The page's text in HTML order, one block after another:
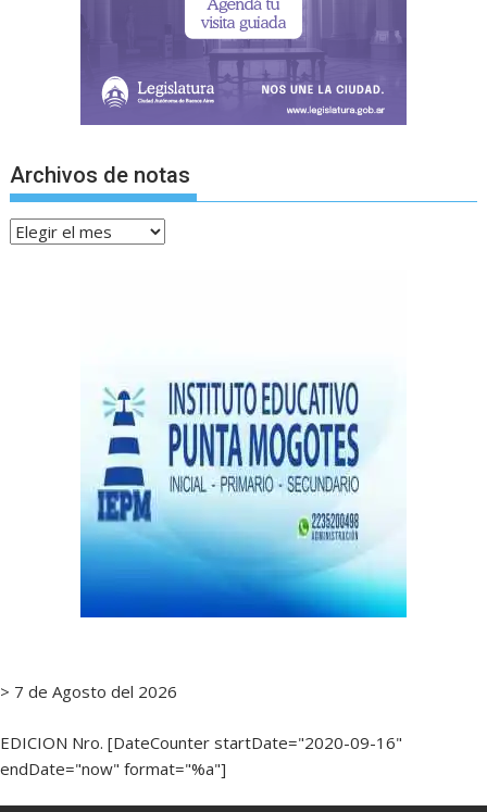
Archivos de notas
Archivos
> 7 de Agosto del 2026
EDICION Nro. [DateCounter startDate="2020-09-16"
endDate="now" format="%a"]